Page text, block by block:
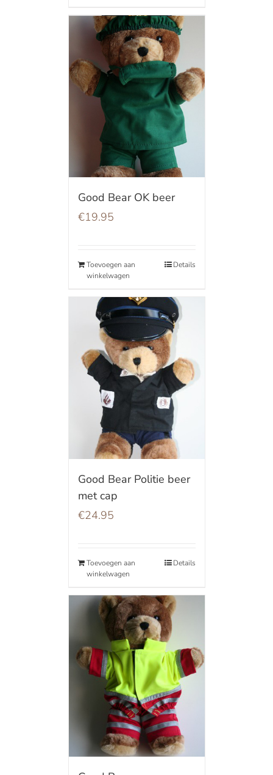
Good Bear OK beer
€19.95
Toevoegen aan
winkelwagen
Details
Good Bear Politie beer
met cap
€24.95
Toevoegen aan
winkelwagen
Details